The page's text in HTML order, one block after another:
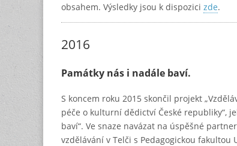
obsahem. Výsledky jsou k dispozici zde.
2016
Památky nás i nadále baví.
S koncem roku 2015 skončil projekt
péče o kulturní dědictví České republiky“,
baví“. Ve snaze navázat na úspěšné
vzdělávání v Telči s Pedagogickou